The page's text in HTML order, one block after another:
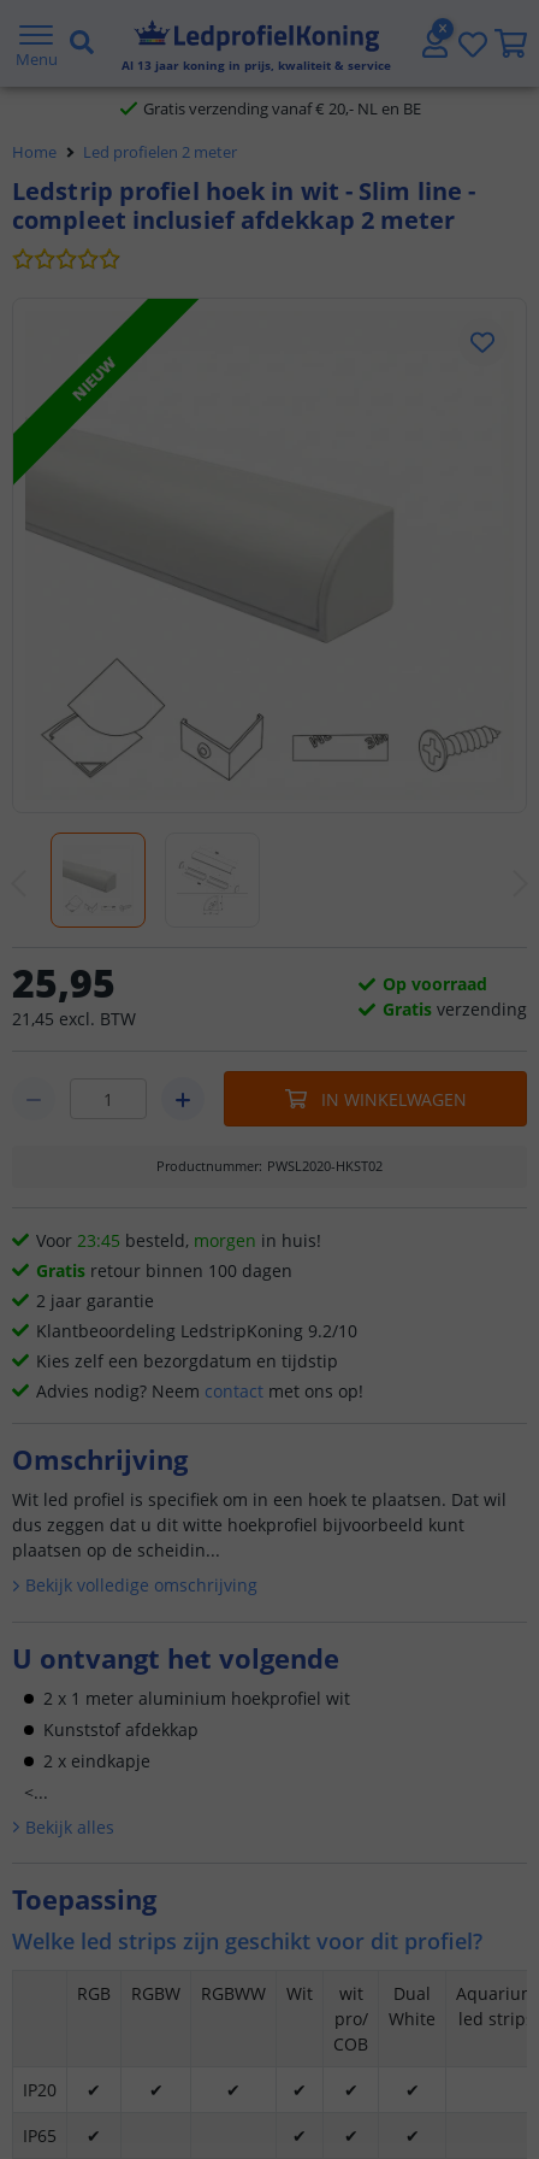
Menu Al 13 jaar koning in prijs, kwaliteit & service
2 jaar garantie
Gratis verzending vanaf € 20,- NL en BE
Klantbeoordeling 9.1
Voor 23:45 uur besteld,morgen in huis
Home Led profielen 2 meter
Ledstrip profiel hoek in wit - Slim line -
compleet inclusief afdekkap 2 meter
NIEUW
25,95
21 ,45 excl. BTW
Op voorraad
Gratis verzending
IN WINKELWAGEN
Productnummer: PWSL2020-HKST02
Voor 23:45 besteld, morgen in huis!
Gratis retour binnen 100 dagen
2 jaar garantie
Klantbeoordeling LedstripKoning 9.2/10
Kies zelf een bezorgdatum en tijdstip
Advies nodig? Neem contact met ons op!
Omschrijving
Wit led profiel is specifiek om in een hoek te plaatsen. Dat wil
dus zeggen dat u dit witte hoekprofiel bijvoorbeeld kunt
plaatsen op de scheidin...
Bekijk volledige omschrijving
U ontvangt het volgende
2 x 1 meter aluminium hoekprofiel wit
Kunststof afdekkap
2 x eindkapje
<...
Bekijk alles
Toepassing
Welke led strips zijn geschikt voor dit profiel?
RGB RGBW RGBWW Wit
wit
pro/
COB
Dual
White
Aquarium
led strips
IP20 ✔ ✔ ✔ ✔ ✔
✔
IP65
✔ ✔ ✔ ✔